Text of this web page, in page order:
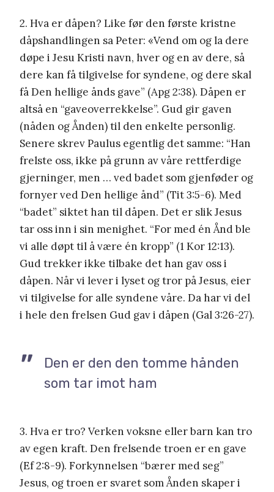
2. Hva er dåpen? Like før den første kristne
dåpshandlingen sa Peter: «Vend om og la dere
døpe i Jesu Kristi navn, hver og en av dere, så
dere kan få tilgivelse for syndene, og dere skal
få Den hellige ånds gave” (Apg 2:38). Dåpen er
altså en “gaveoverrekkelse”. Gud gir gaven
(nåden og Ånden) til den enkelte personlig.
Senere skrev Paulus egentlig det samme: “Han
frelste oss, ikke på grunn av våre rettferdige
gjerninger, men … ved badet som gjenføder og
fornyer ved Den hellige ånd” (Tit 3:5-6). Med
“badet” siktet han til dåpen. Det er slik Jesus
tar oss inn i sin menighet. “For med én Ånd ble
vi alle døpt til å være én kropp” (1 Kor 12:13).
Gud trekker ikke tilbake det han gav oss i
dåpen. Når vi lever i lyset og tror på Jesus, eier
vi tilgivelse for alle syndene våre. Da har vi del
i hele den frelsen Gud gav i dåpen (Gal 3:26-27).
Den er den den tomme hånden
som tar imot ham
3. Hva er tro? Verken voksne eller barn kan tro
av egen kraft. Den frelsende troen er en gave
(Ef 2:8-9). Forkynnelsen “bærer med seg”
Jesus, og troen er svaret som Ånden skaper i